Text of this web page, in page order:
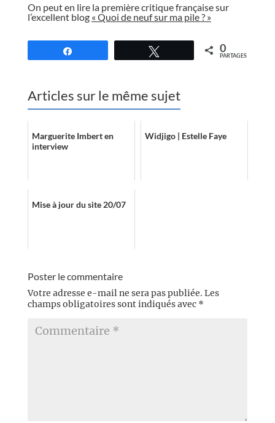
On peut en lire la première critique française sur
l’excellent blog « Quoi de neuf sur ma pile ? »
0
PARTAGES
Articles sur le même sujet
Marguerite Imbert en
interview
Widjigo | Estelle Faye
Mise à jour du site 20/07
Poster le commentaire
Votre adresse e-mail ne sera pas publiée. Les
champs obligatoires sont indiqués avec *